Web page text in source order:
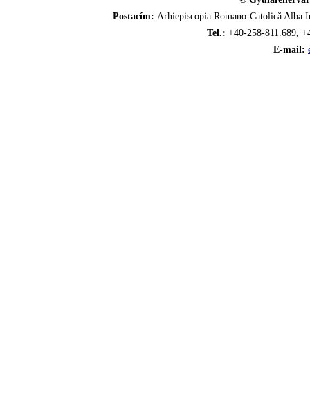
Postacím: Arhiepiscopia Romano-Catolică
Tel.: +40-258-811.689,
E-mail: